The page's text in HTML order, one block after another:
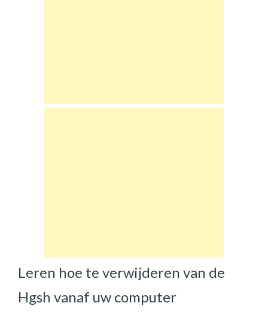
Leren hoe te verwijderen van de
Hgsh vanaf uw computer